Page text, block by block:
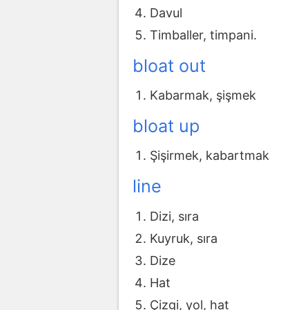
Davul
Timballer, timpani.
bloat out
Kabarmak, şişmek
bloat up
Şişirmek, kabartmak
line
Dizi, sıra
Kuyruk, sıra
Dize
Hat
Çizgi, yol, hat